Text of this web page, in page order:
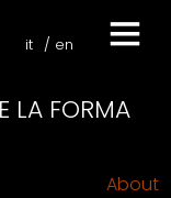
it en
LA FORMA
About